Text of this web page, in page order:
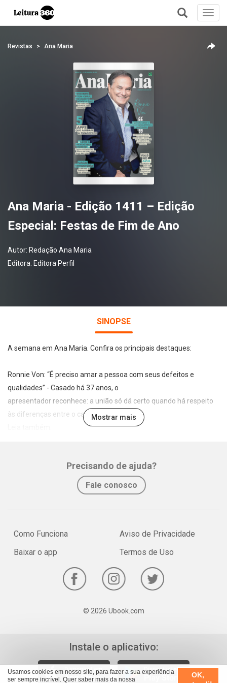
Usamos cookies em nosso site, para fazer a sua experiência
ser sempre incrível. Quer saber mais da nossa
OK,
+
Revistas Ana Maria
Ana Maria - Edição 1411 – Edição
Especial: Festas de Fim de Ano
Autor: Redação Ana Maria
Editora: Editora Perfil
SINOPSE
A semana em Ana Maria. Confira os principais destaques:
Ronnie Von: “É preciso amar a pessoa com seus defeitos e
qualidades” - Casado há 37 anos, o
apresentador reconhece: a união só dá certo quando há respeito
às diferenças entre o casal.
 5 apps que ajudam a emagrecer.
 "Larga o videogame, menino!" Como estimular seu filho e torná-
poucos dias.
Mostrar mais
Precisando de ajuda?
Fale conosco
Como Funciona
Baixar o app
Aviso de Privacidade
Termos de Uso
© 2026 Ubook.com
Instale o aplicativo: